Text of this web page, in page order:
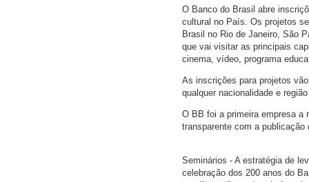
O Banco do Brasil abre
cultural no País. Os projetos
Brasil no Rio de Janeiro, São
que vai visitar as principais
cinema, vídeo, programa
As inscrições para projetos
qualquer nacionalidade e
O BB foi a primeira empresa a
transparente com a
Seminários - A estratégia de
celebração dos 200 anos do